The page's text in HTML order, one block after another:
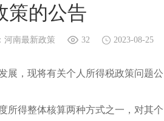
策的公告
2023-08-25
32
河南最新政策
，现将有关个人所得税政策问题公
得整体核算两种方式之一，对其个